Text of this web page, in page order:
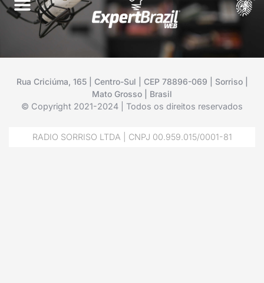
Rua Criciúma, 165 | Centro-Sul | CEP 78896-069 | Sorriso |
Mato Grosso | Brasil
© Copyright 2021-2024 | Todos os direitos reservados
RADIO SORRISO LTDA | CNPJ 00.959.015/0001-81